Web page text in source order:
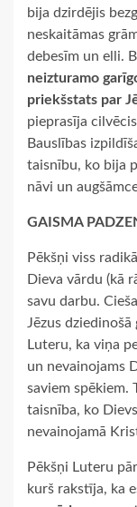
bija dzirdējis
neskaitāmas
debesīm un elli.
neizturamo
priekšstats par
pieprasīja
Bauslības
taisnību, ko bija
nāvi un
GAISMA
Pēkšņi viss
Dieva vārdu (kā
savu darbu.
Jēzus
Luteru, ka viņa
un nevainojams
saviem spēkiem.
taisnība, ko
nevainojamā
Pēkšņi Luteru
kurš rakstīja, ka